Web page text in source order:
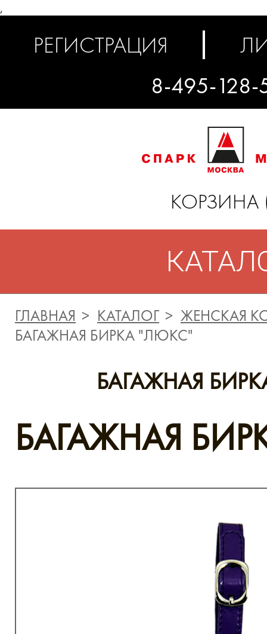
,
РЕГИСТРАЦИЯ
8-495-128-
КОРЗИНА
ГЛАВНАЯ КАТАЛОГ
ЖЕНСКАЯ
БАГАЖНАЯ БИРКА "ЛЮКС"
БАГАЖНАЯ
БАГАЖНАЯ